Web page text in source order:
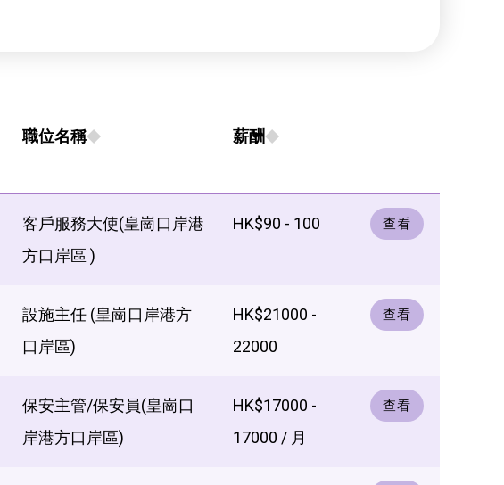
職位名稱 薪酬
客戶服務大使(皇崗口岸港
方口岸區 )
HK$90 - 100 查看
設施主任 (皇崗口岸港方
口岸區)
HK$21000 -
22000
查看
保安主管/保安員(皇崗口
岸港方口岸區)
HK$17000 -
17000 / 月
查看